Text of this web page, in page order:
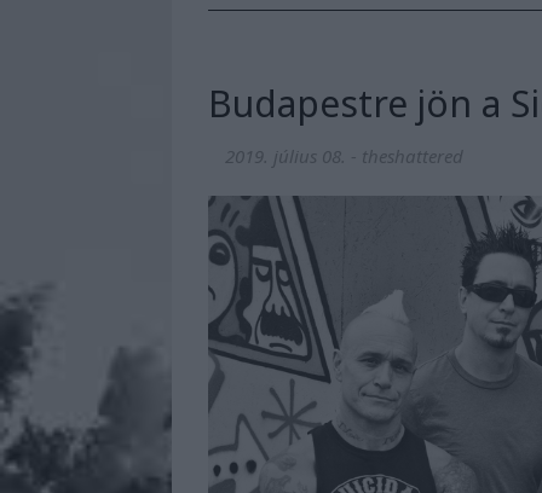
Budapestre jön a
2019. július 08. - theshattered